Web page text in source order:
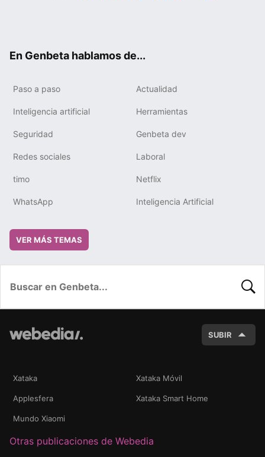
En Genbeta hablamos de...
Paso a paso Actualidad
Inteligencia artificial Herramientas
Seguridad Genbeta dev
Redes sociales Laboral
timo Netflix
WhatsApp Inteligencia Artificial
VER MÁS TEMAS
SUBIR
Xataka Xataka Móvil
Applesfera Xataka Smart Home
Mundo Xiaomi
Otras publicaciones de Webedia